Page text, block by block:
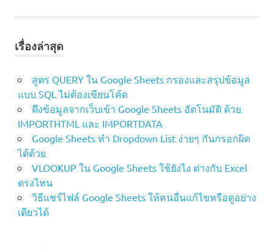
2 ตํา
สูตร
Excel
ทศนิยม
ตำแหน่ง
สูตร
ซ้อน IF
สูตร
ทศนิยม
เรื่องล่าสุด
สูตร QUERY ใน Google Sheets กรองและสรุปข้อมูล
แบบ SQL ไม่ต้องเขียนโค้ด
ดึงข้อมูลจากเว็บเข้า Google Sheets อัตโนมัติ ด้วย
IMPORTHTML และ IMPORTDATA
Google Sheets ทำ Dropdown List ง่ายๆ กันกรอกผิด
ได้ด้วย
VLOOKUP ใน Google Sheets ใช้ยังไง ต่างกับ Excel
ตรงไหน
วิธีแชร์ไฟล์ Google Sheets ให้คนอื่นแก้ไขหรือดูอย่าง
เดียวได้